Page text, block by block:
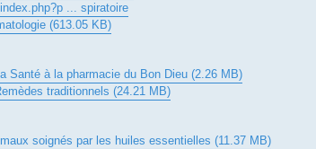
... spiratoire
(613.05 KB)
Santé à la pharmacie du Bon Dieu (2.26 MB)
traditionnels (24.21 MB)
soignés par les huiles essentielles (11.37 MB)